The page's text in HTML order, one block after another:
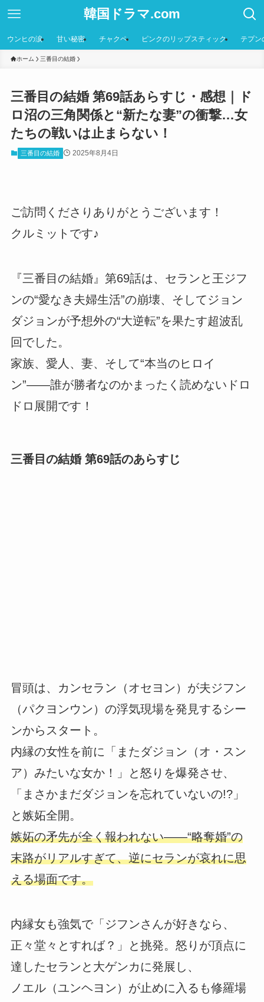
韓国ドラマ.com
ウンヒの涙 甘い秘密 チャクペ ピンクのリップスティック テプン
ホーム 三番目の結婚
三番目の結婚 第69話あらすじ・感想｜ド
ロ沼の三角関係と“新たな妻”の衝撃…女
たちの戦いは止まらない！
三番目の結婚 2025年8月4日
ご訪問くださりありがとうございます！
クルミットです♪
『三番目の結婚』第69話は、セランと王ジフ
ンの“愛なき夫婦生活”の崩壊、そしてジョン
ダジョンが予想外の“大逆転”を果たす超波乱
回でした。
家族、愛人、妻、そして“本当のヒロイ
ン”――誰が勝者なのかまったく読めないドロ
ドロ展開です！
三番目の結婚 第69話のあらすじ
冒頭は、カンセラン（オセヨン）が夫ジフン
（パクヨンウン）の浮気現場を発見するシー
ンからスタート。
内縁の女性を前に「またダジョン（オ・スン
ア）みたいな女か！」と怒りを爆発させ、
「まさかまだダジョンを忘れていないの!?」
と嫉妬全開。
嫉妬の矛先が全く報われない――“略奪婚”の
末路がリアルすぎて、逆にセランが哀れに思
える場面です。
内縁女も強気で「ジフンさんが好きなら、
正々堂々とすれば？」と挑発。怒りが頂点に
達したセランと大ゲンカに発展し、
ノエル（ユンヘヨン）が止めに入るも修羅場